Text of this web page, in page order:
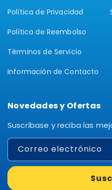
Política de Privacidad
Política de Reembolso
Términos de Servicio
Información de Contacto
Novedades y Ofertas
Suscríbase y reciba las
Correo electrónico